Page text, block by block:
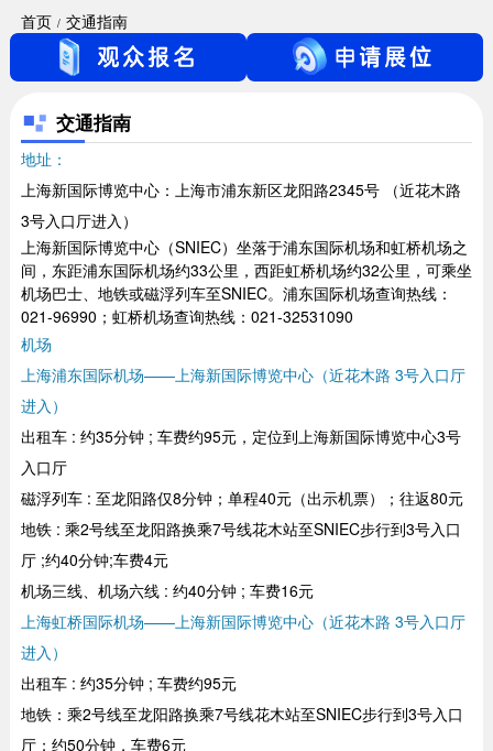
首页 交通指南
交通指南
地址：
上海新国际博览中心：上海市浦东新区龙阳路2345号 （近花木路
3号入口厅进入）
上海新国际博览中心（SNIEC）坐落于浦东国际机场和虹桥机场之
间，东距浦东国际机场约33公里，西距虹桥机场约32公里，可乘坐
机场巴士、地铁或磁浮列车至SNIEC。浦东国际机场查询热线：
021-96990；虹桥机场查询热线：021-32531090
机场
上海浦东国际机场——上海新国际博览中心（近花木路 3号入口厅
进入）
出租车 : 约35分钟 ; 车费约95元，定位到上海新国际博览中心3号
入口厅
磁浮列车 : 至龙阳路仅8分钟；单程40元（出示机票）；往返80元
地铁 : 乘2号线至龙阳路换乘7号线花木站至SNIEC步行到3号入口
厅 ;约40分钟;车费4元
机场三线、机场六线 : 约40分钟 ; 车费16元
上海虹桥国际机场——上海新国际博览中心（近花木路 3号入口厅
进入）
出租车 : 约35分钟 ; 车费约95元
地铁：乘2号线至龙阳路换乘7号线花木站至SNIEC步行到3号入口
厅；约50分钟，车费6元